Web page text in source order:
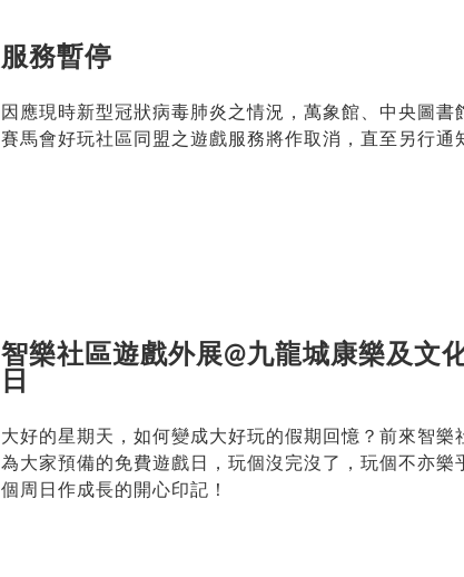
服務暫停
因應現時新型冠狀病毒肺炎之情況，萬象館、中央圖書
賽馬會好玩社區同盟之遊戲服務將作取消，直至另行通
智樂社區遊戲外展@九龍城康樂及文
日
大好的星期天，如何變成大好玩的假期回憶？前來智樂
為大家預備的免費遊戲日，玩個沒完沒了，玩個不亦樂
個周日作成長的開心印記！